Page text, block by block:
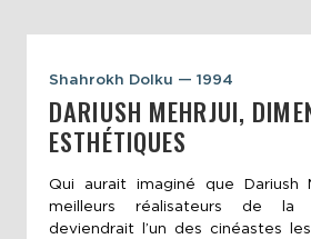
Shahrokh Dolku — 1994
DARIUSH MEHRJUI,
ESTHÉTIQUES
Qui aurait imaginé que Dariush
meilleurs réalisateurs de la
deviendrait l’un des cinéastes